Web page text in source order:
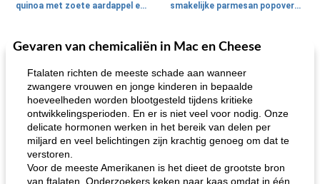
quinoa met zoete aardappel en champignons smakelijke parmesan popovers (gezonder!)
40min
One Dish Meal Soepen, stoofschotels en Chili
Gevaren van chemicaliën in Mac en Cheese
Ftalaten richten de meeste schade aan wanneer
zwangere vrouwen en jonge kinderen in bepaalde
hoeveelheden worden blootgesteld tijdens kritieke
ontwikkelingsperioden. En er is niet veel voor nodig. Onze
delicate hormonen werken in het bereik van delen per
miljard en veel belichtingen zijn krachtig genoeg om dat te
verstoren.
Voor de meeste Amerikanen is het dieet de grootste bron
van ftalaten. Onderzoekers keken naar kaas omdat in één